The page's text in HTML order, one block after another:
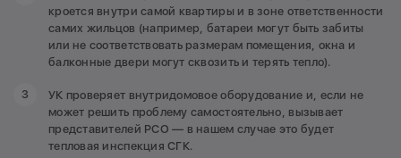
кроется внутри самой квартиры и в зоне ответственности
самих жильцов (например, батареи могут быть забиты
или не соответствовать размерам помещения, окна и
балконные двери могут сквозить и терять тепло).
УК проверяет внутридомовое оборудование и, если не
может решить проблему самостоятельно, вызывает
представителей РСО — в нашем случае это будет
тепловая инспекция СГК.